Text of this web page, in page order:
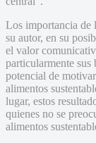
Los importancia de
su autor, en su
el valor
particularmente sus
potencial de
alimentos
lugar, estos
quienes no se
alimentos